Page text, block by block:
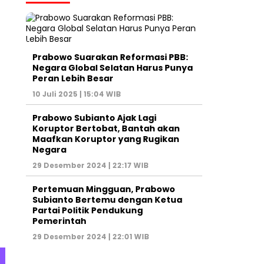
Prabowo Suarakan Reformasi PBB:
Negara Global Selatan Harus Punya
Peran Lebih Besar
10 Juli 2025 | 15:04 WIB
Prabowo Subianto Ajak Lagi
Koruptor Bertobat, Bantah akan
Maafkan Koruptor yang Rugikan
Negara
29 Desember 2024 | 22:17 WIB
Pertemuan Mingguan, Prabowo
Subianto Bertemu dengan Ketua
Partai Politik Pendukung
Pemerintah
29 Desember 2024 | 22:01 WIB